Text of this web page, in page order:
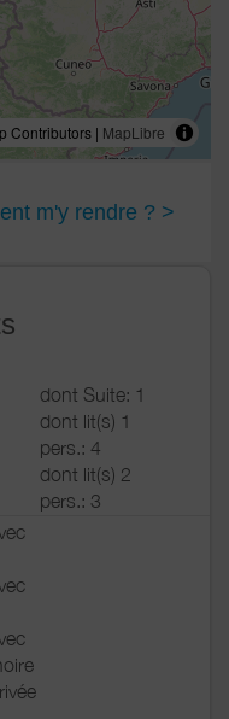
Contributors | MapLibre
m'y rendre ? >
dont Suite: 1
dont lit(s) 1
pers.: 4
dont lit(s) 2
pers.: 3